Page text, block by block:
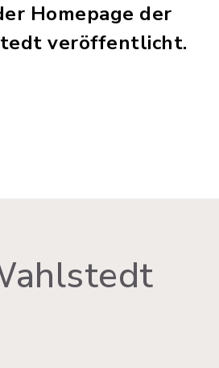
Homepage der
veröffentlicht.